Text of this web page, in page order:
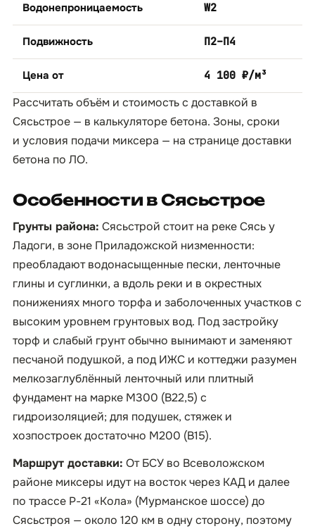
Водонепроницаемость W2
Подвижность П2–П4
Цена от 4 100 ₽/м³
Рассчитать объём и стоимость с доставкой в
Сясьстрое — в калькуляторе бетона. Зоны, сроки
и условия подачи миксера — на страницедоставки
бетона по ЛО.
Особенности в Сясьстрое
Грунты района: Сясьстрой стоит на реке Сясь у
Ладоги, в зоне Приладожской низменности:
преобладают водонасыщенные пески, ленточные
глины и суглинки, а вдоль реки и в окрестных
понижениях много торфа и заболоченных участков с
высоким уровнем грунтовых вод. Под застройку
торф и слабый грунт обычно вынимают и заменяют
песчаной подушкой, а под ИЖС и коттеджи разумен
мелкозаглублённый ленточный или плитный
фундамент на марке М300 (B22,5) с
гидроизоляцией; для подушек, стяжек и
хозпостроек достаточно М200 (B15).
Маршрут доставки: От БСУ во Всеволожском
районе миксеры идут на восток через КАД и далее
по трассе Р-21 «Кола» (Мурманское шоссе) до
Сясьстроя — около 120 км в одну сторону, поэтому